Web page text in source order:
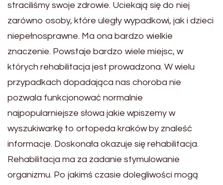
straciliśmy swoje zdrowie. Uciekają się do niej
zarówno osoby, które uległy wypadkowi, jak i dzieci
niepełnosprawne. Ma ona bardzo wielkie
znaczenie. Powstaje bardzo wiele miejsc, w
których rehabilitacja jest prowadzona. W wielu
przypadkach dopadająca nas choroba nie
pozwala funkcjonować normalnie
najpopularniejsze słowa jakie wpiszemy w
wyszukiwarkę to ortopeda kraków by znaleść
informacje. Doskonała okazuje się rehabilitacja.
Rehabilitacja ma za zadanie stymulowanie
organizmu. Po jakimś czasie dolegliwości mogą